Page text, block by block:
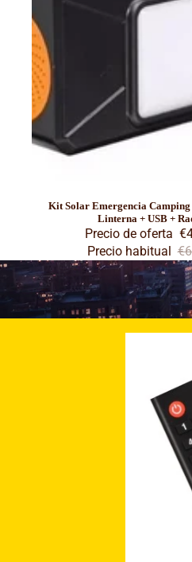
OfertaKit Solar Emergencia
Linterna + USB +
Precio de oferta
Precio habitual